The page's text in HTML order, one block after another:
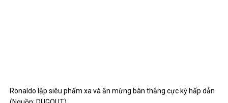
Ronaldo lập siêu phẩm xa và ăn mừng bàn thắng cực kỳ hấp dẫn